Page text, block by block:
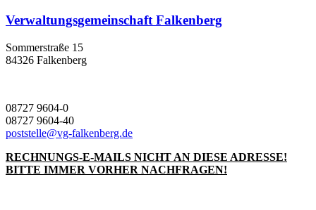
Verwaltungsgemeinschaft Falkenberg
Sommerstraße 15
84326 Falkenberg
08727 9604-0
08727 9604-40
poststelle@vg-falkenberg.de
RECHNUNGS-E-MAILS NICHT AN DIESE ADRESSE!
BITTE IMMER VORHER NACHFRAGEN!